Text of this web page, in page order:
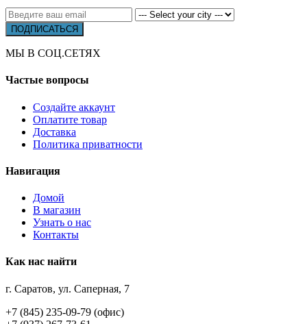
МЫ В СОЦ.СЕТЯХ
Частые вопросы
Создайте аккаунт
Оплатите товар
Доставка
Политика приватности
Навигация
Домой
В магазин
Узнать о нас
Контакты
Как нас найти
г. Саратов, ул. Саперная, 7
+7 (845) 235-09-79 (офис)